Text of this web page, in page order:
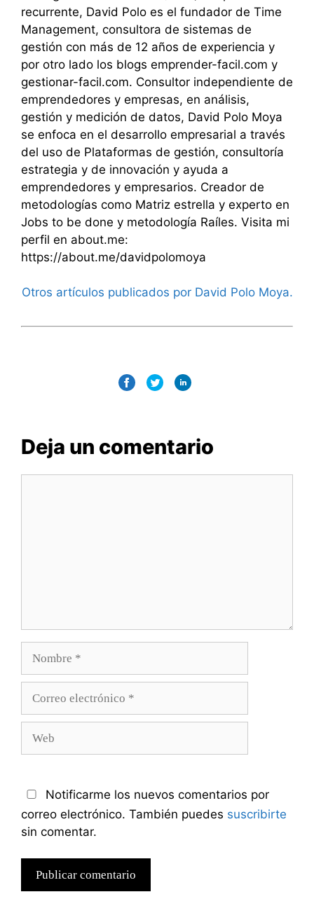
recurrente, David Polo es el fundador de Time
Management, consultora de sistemas de
gestión con más de 12 años de experiencia y
por otro lado los blogs emprender-facil.com y
gestionar-facil.com. Consultor independiente de
emprendedores y empresas, en análisis,
gestión y medición de datos, David Polo Moya
se enfoca en el desarrollo empresarial a través
del uso de Plataformas de gestión, consultoría
estrategia y de innovación y ayuda a
emprendedores y empresarios. Creador de
metodologías como Matriz estrella y experto en
Jobs to be done y metodología Raíles. Visita mi
perfil en about.me:
https://about.me/davidpolomoya
Otros artículos publicados por David Polo Moya.
Deja un comentario
electrónico
Notificarme los nuevos comentarios por
correo electrónico. También puedes suscribirte
sin comentar.